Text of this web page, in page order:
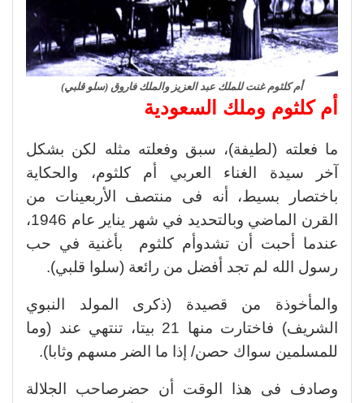
أم كلثوم غنت للملك عبد العزيز والملك فاروق (سلو قلبي)
أم كلثوم وملك السعودية
ما فعلته (لطيفة)، سبق وفعلته مثله لكن بشكل
آخر سيدة الغناء العربي أم كلثوم، والحكاية
باختصار بسيط، أنه فى منتصف الأربعينات من
القرن الماضي وبالتحديد في شهر يناير عام 1946،
عندما أحبت أن تشدوأم كلثوم بأغنية في حب
رسول الله لم تجد أفضل من رائعة (سلوا قلبي).
والمأخوذة من قصيدة (ذكرى المولد النبوي
الشريف) فاختارت منها 21 بيتا، تنتهي عند (وما
للمسلمين سواك حصن/ إذا ما الضر مسهم وثابا).
وصادف فى هذا الوقت أن حضرصاحب الجلالة